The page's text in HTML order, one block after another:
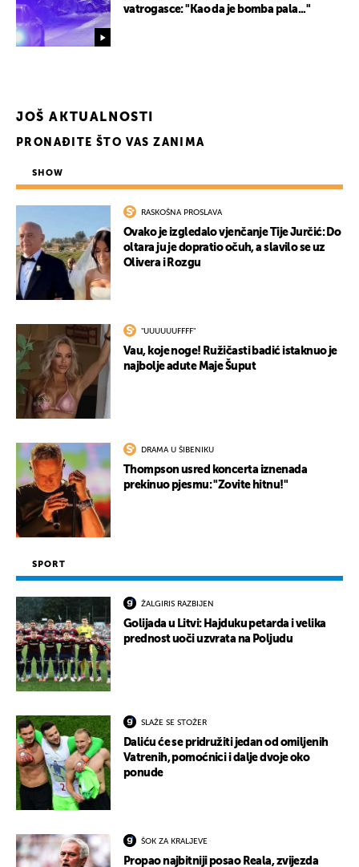
vatrogasce: "Kao da je bomba pala..."
JOŠ AKTUALNOSTI
PRONAĐITE ŠTO VAS ZANIMA
SHOW
RASKOŠNA PROSLAVA
Ovako je izgledalo vjenčanje Tije Jurčić: Do
oltara ju je dopratio očuh, a slavilo se uz
Olivera i Rozgu
"UUUUUUFFFF"
Vau, koje noge! Ružičasti badić istaknuo je
najbolje adute Maje Šuput
DRAMA U ŠIBENIKU
Thompson usred koncerta iznenada
prekinuo pjesmu: "Zovite hitnu!"
SPORT
ŽALGIRIS RAZBIJEN
Golijada u Litvi: Hajduku petarda i velika
prednost uoči uzvrata na Poljudu
SLAŽE SE STOŽER
Daliću će se pridružiti jedan od omiljenih
Vatrenih, pomoćnici i dalje dvoje oko
ponude
ŠOK ZA KRALJEVE
Propao najbitniji posao Reala, zvijezda